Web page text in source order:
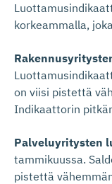
korkeammalla,
on viisi pistettä
Indikaattorin
Palveluyritysten
tammikuussa.
pistettä